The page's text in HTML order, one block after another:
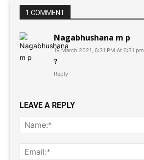
1 COMMENT
Nagabhushana m p
19 March 2021, 6:31 PM At 6:31 pm
?
Reply
LEAVE A REPLY